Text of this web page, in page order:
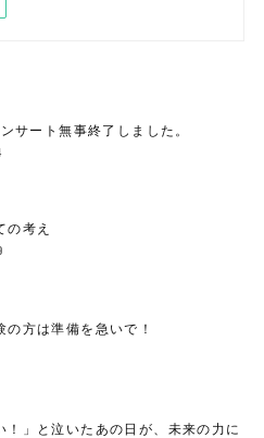
サート無事終了しました。
の考え
方は準備を急いで！
！」と泣いたあの日が、未来の力に